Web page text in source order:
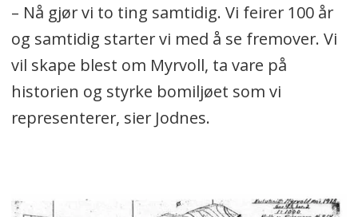
– Nå gjør vi to ting samtidig. Vi feirer 100 år
og samtidig starter vi med å se fremover. Vi
vil skape blest om Myrvoll, ta vare på
historien og styrke bomiljøet som vi
representerer, sier Jodnes.